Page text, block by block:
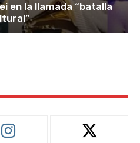
en la llamada “batalla